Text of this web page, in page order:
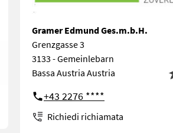
Gramer Edmund Ges.m.b.H.
Grenzgasse 3
3133 - Gemeinlebarn
Bassa Austria Austria
+43 2276 ****
Richiedi richiamata